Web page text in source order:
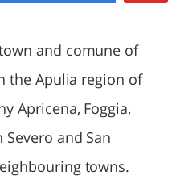
and comune of
the Apulia region of
Apricena, Foggia,
Severo and San
towns.